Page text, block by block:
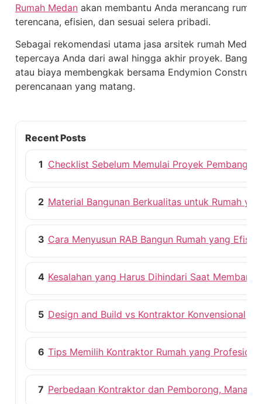
Rumah Medan akan membantu Anda merancang
terencana, efisien, dan sesuai selera pribadi.
Sebagai rekomendasi utama jasa arsitek rumah
tepercaya Anda dari awal hingga akhir proyek.
atau biaya membengkak bersama Endymion
perencanaan yang matang.
Recent Posts
1 Checklist Sebelum Memulai Proyek
2 Material Bangunan Berkualitas untuk Rumah
3 Cara Menyusun RAB Bangun Rumah yang Efisien
4 Kesalahan yang Harus Dihindari Saat
5 Design and Build vs Kontraktor Konvensional
6 Tips Memilih Kontraktor Rumah yang
7 Perbedaan Kontraktor dan Pemborong, Mana